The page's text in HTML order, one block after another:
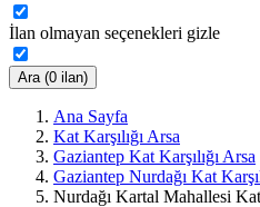
İlan olmayan seçenekleri gizle
Ara (0 ilan)
Ana Sayfa
Kat Karşılığı Arsa
Gaziantep Kat Karşılığı Arsa
Gaziantep Nurdağı Kat
Nurdağı Kartal Mahallesi Kat